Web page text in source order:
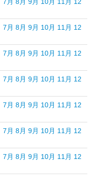
7月 8月 9月 10月 11月 12
7月 8月 9月 10月 11月 12
7月 8月 9月 10月 11月 12
7月 8月 9月 10月 11月 12
7月 8月 9月 10月 11月 12
7月 8月 9月 10月 11月 12